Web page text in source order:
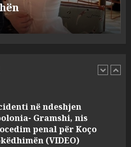
MARCH 25, 2025
e UKT akuzon
të pajustifikuar
në ndeshjen
Gramshi, nis
penal për Koço
(VIDEO)